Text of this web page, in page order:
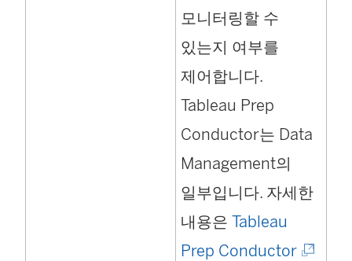
모니터링할 수
있는지 여부를
제어합니다.
Tableau Prep
Conductor는 Data
Management의
일부입니다. 자세한
내용은 Tableau
Prep Conductor(